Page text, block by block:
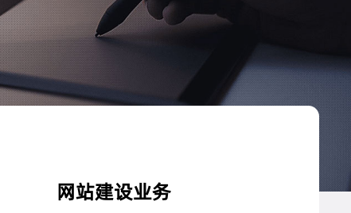
网站建设业务